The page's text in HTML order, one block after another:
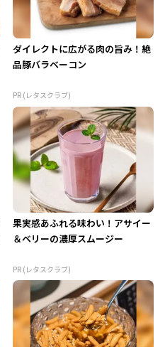
ダイレクトに広がる肉の旨み！絶
品豚バラベーコン
PR (レタスクラブ)
果実感あふれる味わい！アサイー
＆ベリーの濃厚スムージー
PR (レタスクラブ)